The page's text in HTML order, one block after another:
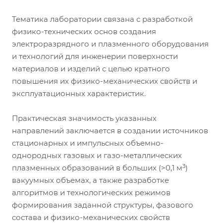
Тематика лаборатории связана с разработкой
физико-технических основ создания
электроразрядного и плазменного оборудования
и технологий для инженерии поверхности
материалов и изделий с целью кратного
повышения их физико-механических свойств и
эксплуатационных характеристик.
Практическая значимость указанных
направлений заключается в создании источников
стационарных и импульсных объемно-
однородных газовых и газо-металлических
плазменных образований в больших (>0,1 м3)
вакуумных объемах, а также разработке
алгоритмов и технологических режимов
формирования заданной структуры, фазового
состава и физико-механических свойств